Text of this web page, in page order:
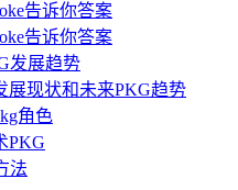
告诉你答案
告诉你答案
发展趋势
展现状和未来PKG趋势
角色
PKG
法